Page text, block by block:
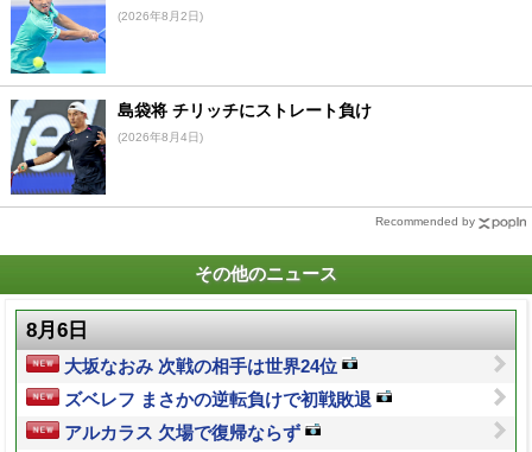
(2026年8月2日)
島袋将 チリッチにストレート負け
(2026年8月4日)
Recommended by
その他のニュース
8月6日
大坂なおみ 次戦の相手は世界24位
ズベレフ まさかの逆転負けで初戦敗退
アルカラス 欠場で復帰ならず